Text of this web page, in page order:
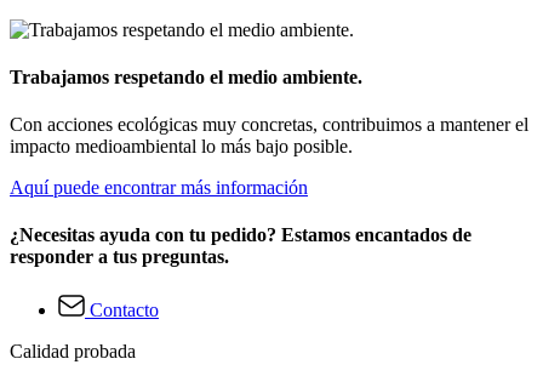
Trabajamos respetando el medio ambiente.
Con acciones ecológicas muy concretas, contribuimos a mantener el
impacto medioambiental lo más bajo posible.
Aquí puede encontrar más información
¿Necesitas ayuda con tu pedido? Estamos encantados de
responder a tus preguntas.
Contacto
Calidad probada